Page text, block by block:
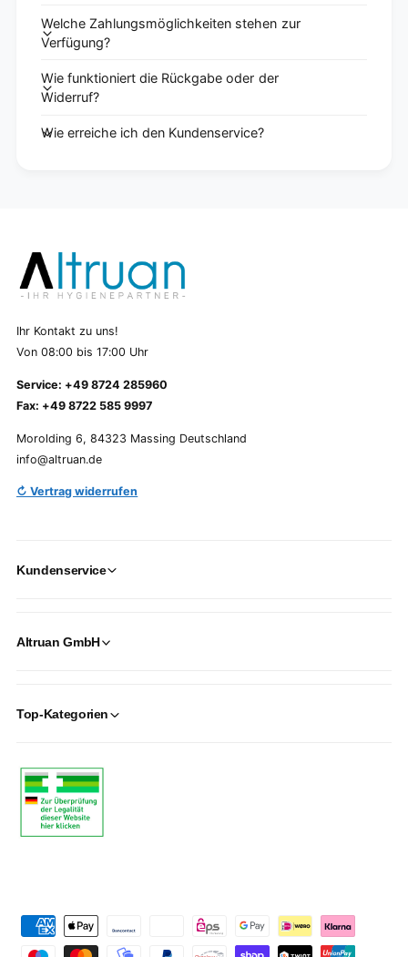
Welche Zahlungsmöglichkeiten stehen zur
Verfügung?
Wie funktioniert die Rückgabe oder der
Widerruf?
Wie erreiche ich den Kundenservice?
Ihr Kontakt zu uns!
Von 08:00 bis 17:00 Uhr
Service: +49 8724 285960
Fax: +49 8722 585 9997
Morolding 6, 84323 Massing Deutschland
info@altruan.de
↻ Vertrag widerrufen
Kundenservice
Altruan GmbH
Top-Kategorien